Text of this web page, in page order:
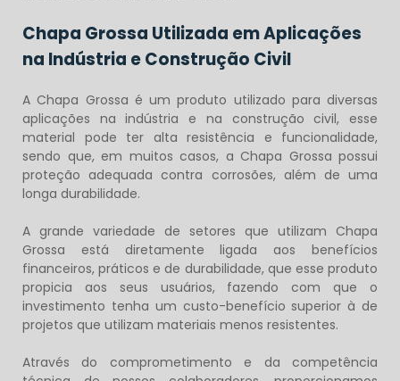
Chapa Grossa Utilizada em Aplicações
na Indústria e Construção Civil
A Chapa Grossa é um produto utilizado para diversas
aplicações na indústria e na construção civil, esse
material pode ter alta resistência e funcionalidade,
sendo que, em muitos casos, a Chapa Grossa possui
proteção adequada contra corrosões, além de uma
longa durabilidade.
A grande variedade de setores que utilizam Chapa
Grossa está diretamente ligada aos benefícios
financeiros, práticos e de durabilidade, que esse produto
propicia aos seus usuários, fazendo com que o
investimento tenha um custo-benefício superior à de
projetos que utilizam materiais menos resistentes.
Através do comprometimento e da competência